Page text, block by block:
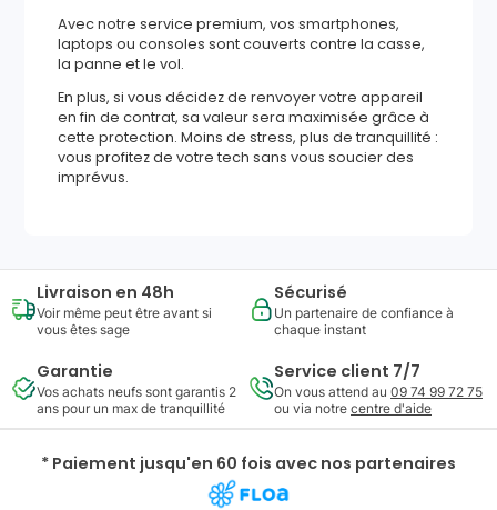
Avec notre service premium, vos smartphones,
laptops ou consoles sont couverts contre la casse,
la panne et le vol.
En plus, si vous décidez de renvoyer votre appareil
en fin de contrat, sa valeur sera maximisée grâce à
cette protection. Moins de stress, plus de tranquillité :
vous profitez de votre tech sans vous soucier des
imprévus.
Livraison en 48h
Voir même peut être avant si
vous êtes sage
Sécurisé
Un partenaire de confiance à
chaque instant
Garantie
Vos achats neufs sont garantis 2
ans pour un max de tranquillité
Service client 7/7
On vous attend au 09 74 99 72 75
ou via notre centre d'aide
* Paiement jusqu'en 60 fois avec nos partenaires